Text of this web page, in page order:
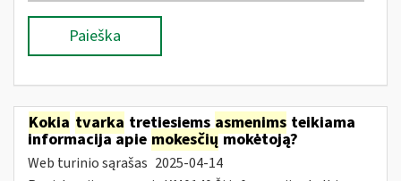
Paieška
Kokia tvarka tretiesiems asmenims teikiama
informacija apie mokesčiųmokėtoją?
Web turinio sąrašas 2025-04-14